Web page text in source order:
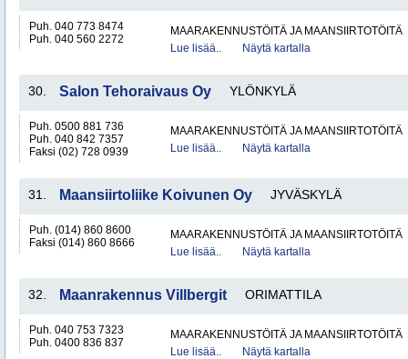
Puh. 040 773 8474
Puh. 040 560 2272
MAARAKENNUSTÖITÄ JA MAANSIIRTOTÖITÄ
Lue lisää..
Näytä kartalla
30. Salon Tehoraivaus Oy YLÖNKYLÄ
Puh. 0500 881 736
Puh. 040 842 7357
Faksi (02) 728 0939
MAARAKENNUSTÖITÄ JA MAANSIIRTOTÖITÄ
Lue lisää..
Näytä kartalla
31. Maansiirtoliike Koivunen Oy JYVÄSKYLÄ
Puh. (014) 860 8600
Faksi (014) 860 8666
MAARAKENNUSTÖITÄ JA MAANSIIRTOTÖITÄ
Lue lisää..
Näytä kartalla
32. Maanrakennus Villbergit ORIMATTILA
Puh. 040 753 7323
Puh. 0400 836 837
MAARAKENNUSTÖITÄ JA MAANSIIRTOTÖITÄ
Lue lisää..
Näytä kartalla